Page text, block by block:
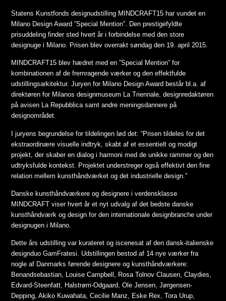
Statens Kunstfonds designudstilling MINDCRAFT15 har vundet en
Milano Design Award ”Special Mention”. Den prestigefyldte
prisuddeling finder sted hvert år i forbindelse med den store
designuge i Milano. Prisen blev overrakt søndag den 19. april 2015.
MINDCRAFT15 blev hædret med en ”Special Mention” for
kombinationen af de fremragende værker og den effektfulde
udstillingsarkitektur. Juryen for Milano Design Award består bl.a. af
direktøren for Milanos designmuseum La Triennale, designredaktøren
på avisen La Repubblica samt andre meningsdannere på
designområdet.
I juryens begrundelse for tildelingen lød det: “Prisen tildeles for det
ekstraordinære visuelle indtryk, skabt af et essentielt og modigt
projekt, der skaber en dialog i harmoni med de unikke rammer og den
udtryksfulde kontekst. Projektet understreger også effektivt den fine
relation mellem kunsthåndværket og det industrielle design.”
Danske kunsthåndværkere og designere i verdensklasse
MINDCRAFT viser hvert år et nyt udvalg af det bedste danske
kunsthåndværk og design for den internationale designbranche under
designugen i Milano.
Dette års udstilling var kurateret og iscenesat af den dansk-italienske
designduo GamFratesi. Udstillingen bestod af 14 nye værker fra
nogle af Danmarks førende designere og kunsthåndværkere:
Benandsebastian, Louise Campbell, Rosa Tolnov Clausen, Claydies,
Edvard-Steenfatt, Halstrøm-Odgaard, Ole Jensen, Jørgensen-
Depping, Akiko Kuwahata, Cecilie Manz, Eske Rex, Tora Urup,